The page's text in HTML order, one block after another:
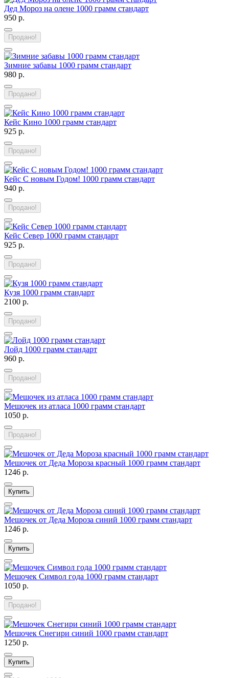
Дед Мороз на олене 1000 грамм стандарт
950 р.
Продано!
Зимние забавы 1000 грамм стандарт
980 р.
Продано!
Кейс Кино 1000 грамм стандарт
925 р.
Продано!
Кейс С новым Годом! 1000 грамм стандарт
940 р.
Продано!
Кейс Север 1000 грамм стандарт
925 р.
Продано!
Кузя 1000 грамм стандарт
2100 р.
Продано!
Лойд 1000 грамм стандарт
960 р.
Продано!
Мешочек из атласа 1000 грамм стандарт
1050 р.
Продано!
Мешочек от Деда Мороза красный 1000 грамм стандарт
1246 р.
Купить
Мешочек от Деда Мороза синий 1000 грамм стандарт
1246 р.
Купить
Мешочек Символ года 1000 грамм стандарт
1050 р.
Продано!
Мешочек Снегири синий 1000 грамм стандарт
1250 р.
Купить